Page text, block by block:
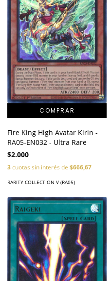
Fire King High Avatar Kirin -
RA05-EN032 - Ultra Rare
$2.000
3cuotas sin interés de $666,67
RARITY COLLECTION V (RA05)